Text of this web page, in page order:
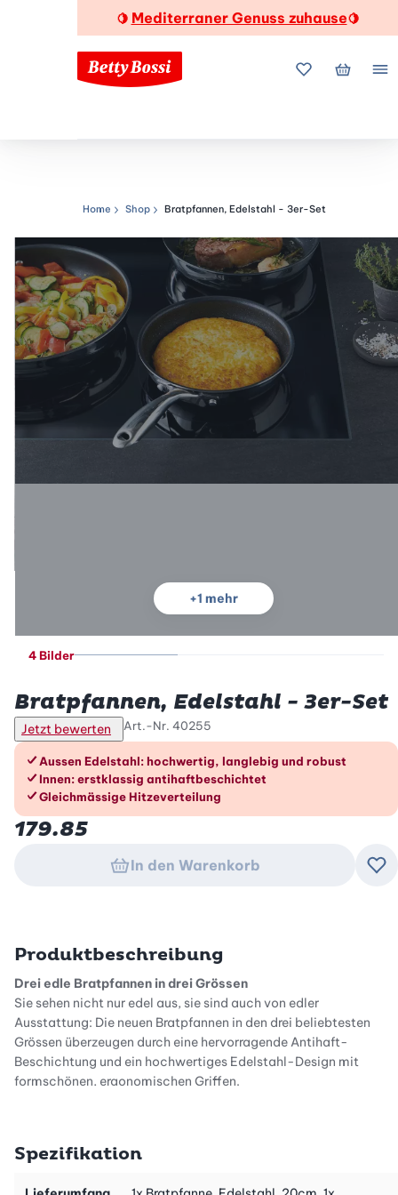
🍋 Mediterraner Genuss zuhause🍋
MeineMein
Navigationspfad
Home Shop Bratpfannen, Edelstahl - 3er-Set
+1 mehr
4 Bilder
Bratpfannen, Edelstahl - 3er-Set
Jetzt bewerten Art.-Nr. 40255
Die Vorteile im Überblick
Aussen Edelstahl: hochwertig, langlebig und robust
Innen: erstklassig antihaftbeschichtet
Gleichmässige Hitzeverteilung
179.85
In den Warenkorb
Produktbeschreibung
Drei edle Bratpfannen in drei Grössen
Sie sehen nicht nur edel aus, sie sind auch von edler
Ausstattung: Die neuen Bratpfannen in den drei beliebtesten
Grössen überzeugen durch eine hervorragende Antihaft-
Beschichtung und ein hochwertiges Edelstahl-Design mit
formschönen, ergonomischen Griffen.
fettarmes Braten und lässt dennoch garantiert nichts ankleben.
Spezifikation